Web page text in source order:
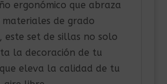
ergonómico que abraza
de grado
este set de sillas no solo
la decoración de tu
eleva la calidad de tu